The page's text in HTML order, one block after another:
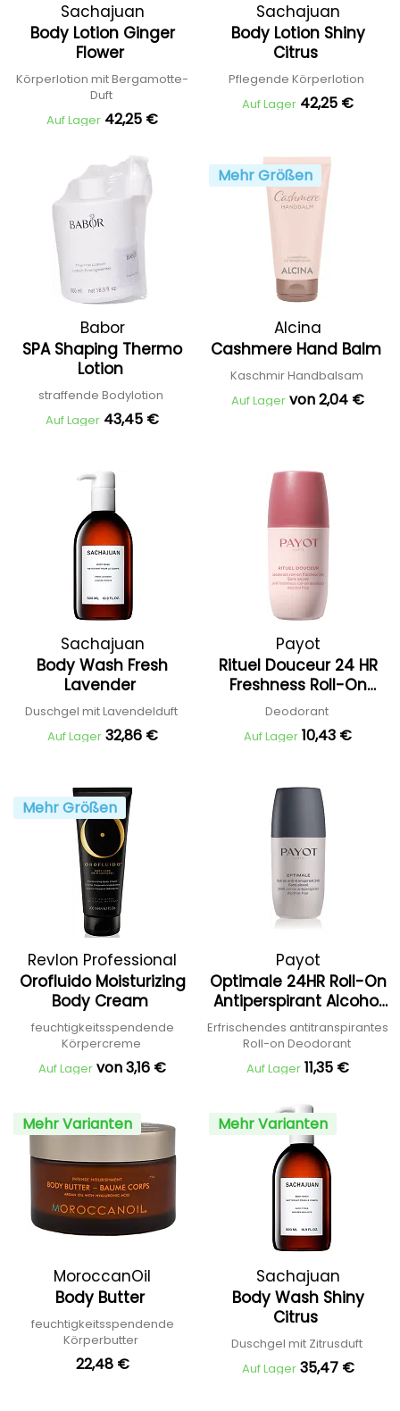
Sachajuan
Body Lotion Ginger
Flower
Körperlotion mit Bergamotte-
Duft
Auf Lager 42,25 €
Sachajuan
Body Lotion Shiny
Citrus
Pflegende Körperlotion
Auf Lager 42,25 €
Babor
SPA Shaping Thermo
Lotion
straffende Bodylotion
Auf Lager 43,45 €
Mehr Größen
Alcina
Cashmere Hand Balm
Kaschmir Handbalsam
Auf Lager von 2,04 €
Sachajuan
Body Wash Fresh
Lavender
Duschgel mit Lavendelduft
Auf Lager 32,86 €
Payot
Rituel Douceur 24 HR
Freshness Roll-On
deodorant Alcohol
Free
Deodorant
Auf Lager 10,43 €
Mehr Größen
Revlon Professional
Orofluido Moisturizing
Body Cream
feuchtigkeitsspendende
Körpercreme
Auf Lager von 3,16 €
Payot
Optimale 24HR Roll-On
Antiperspirant Alcohol
Free
Erfrischendes antitranspirantes
Roll-on Deodorant
Auf Lager 11,35 €
Mehr Varianten
MoroccanOil
Body Butter
feuchtigkeitsspendende
Körperbutter
22,48 €
Mehr Varianten
Sachajuan
Body Wash Shiny
Citrus
Duschgel mit Zitrusduft
Auf Lager 35,47 €